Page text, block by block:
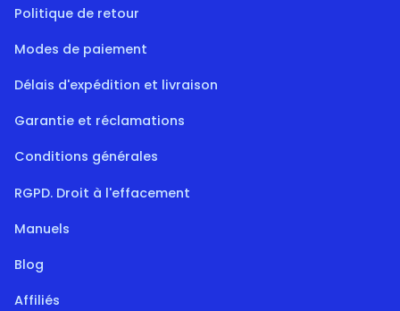
Politique de retour
Modes de paiement
Délais d'expédition et livraison
Garantie et réclamations
Conditions générales
RGPD. Droit à l'effacement
Manuels
Blog
Affiliés